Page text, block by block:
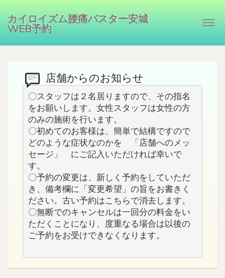
カイロイズム腰痛バスター安城
WEB予約
店舗からのお知らせ
〇スタッフは２名居りますので、その指名
をお願いします。女性スタッフは女性の方
のみの施術を行います。
〇初めてのお客様は、簡単で結構ですので
どのような症状なのかを　「店舗へのメッ
セージ」　にご記入いただければ幸いで
す。
〇予約の変更は、新しく予約をしていただ
き、備考欄に「変更希望」の旨をお書きく
ださい。古い予約はこちらで消去します。
〇無断でのキャンセルは一回分の料金をい
ただくことになり、度重なる場合は以後の
ご予約をお受けできなくなります。